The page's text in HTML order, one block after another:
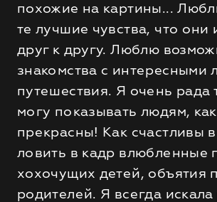
похожие на картины...
те лучшие чувства, что они
друг к другу. Люблю
знакомства с интересными
путешествия. Я очень рада
могу показывать людям,
прекрасны! Как счастливы
ловить в кадр влюбленные
хохочущих детей, объятия
родителей. Я всегда искала